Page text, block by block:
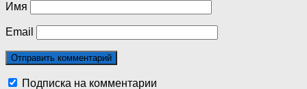
Имя
Email
Подписка на комментарии